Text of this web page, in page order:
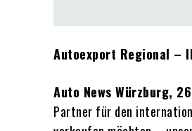
Autoexport Regional –
Auto News Würzburg,
Partner für den